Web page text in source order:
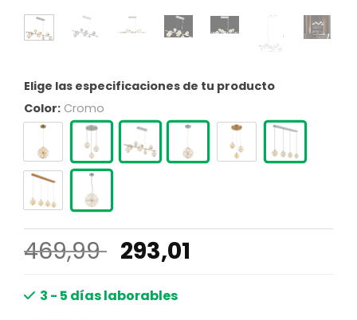
Elige las especificaciones de tu producto
Color: Cromo
469,99 El
precio
original
293,01
3 - 5 días laborables